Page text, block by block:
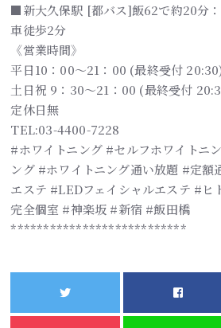
■新大久保駅 [都バス]飯62で約20分
車徒歩2分
《営業時間》
平日10：00～21：00 (最終受付
土日祝 9：30～21：00 (最終受付
定休日無
TEL:03-4400-7228
#ホワイトニング #セルフホワイトニ
ング #ホワイトニング通い放題 #定額
エステ #LEDフェイシャルエステ #ヒ
完全個室 #神楽坂 #新宿 #飯田橋
***************************